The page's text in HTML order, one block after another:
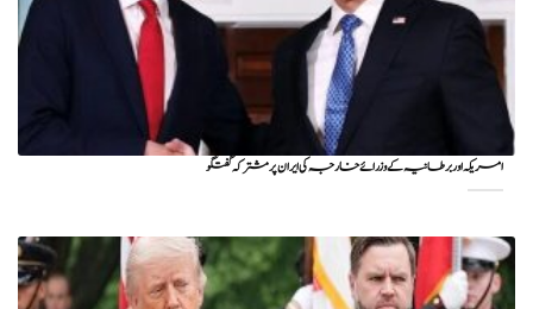
امریکہ اور برطانیہ کے وزرائے خارجہ کی ایران پر مشترکہ گفتگو